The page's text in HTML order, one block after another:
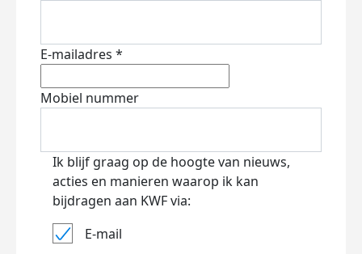
E-mailadres *
Mobiel nummer
Ik blijf graag op de hoogte van nieuws,
acties en manieren waarop ik kan
bijdragen aan KWF via:
E-mail